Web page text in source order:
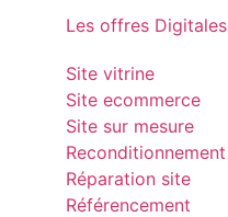
Les offres Digitales
Site vitrine
Site ecommerce
Site sur mesure
Reconditionnement
Réparation site
Référencement